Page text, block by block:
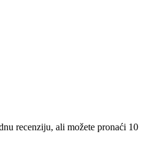
recenziju, ali možete pronaći 10